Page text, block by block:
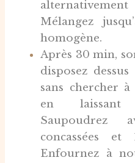
Mélangez
homogène.
Après 30 min,
disposez
sans chercher
en laissant
Saupoudrez
concassées
Enfournez à